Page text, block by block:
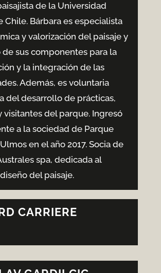
de la Universidad
Chile. Bárbara es especialista
y valorización del paisaje y
sus componentes para la
y la integración de las
Además, es voluntaria
del desarrollo de prácticas,
visitantes del parque. Ingresó
a la sociedad de Parque
en el año 2017. Socia de
spa, dedicada al
del paisaje.
CARRIERE